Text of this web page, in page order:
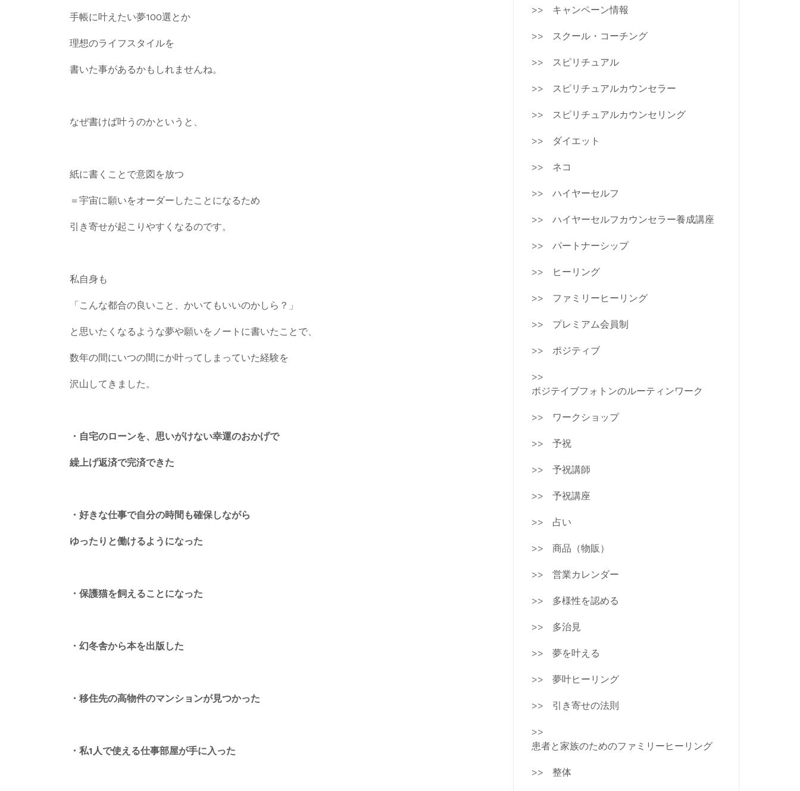
手帳に叶えたい夢100選とか
理想のライフスタイルを
書いた事があるかもしれませんね。
なぜ書けば叶うのかというと、
紙に書くことで意図を放つ
＝宇宙に願いをオーダーしたことになるため
引き寄せが起こりやすくなるのです。
私自身も
「こんな都合の良いこと、かいてもいいのかしら？」
と思いたくなるような夢や願いをノートに書いたことで、
数年の間にいつの間にか叶ってしまっていた経験を
沢山してきました。
・自宅のローンを、思いがけない幸運のおかげで
繰上げ返済で完済できた
・好きな仕事で自分の時間も確保しながら
ゆったりと働けるようになった
・保護猫を飼えることになった
・幻冬舎から本を出版した
・移住先の高物件のマンションが見つかった
・私1人で使える仕事部屋が手に入った
キャンペーン情報
スクール・コーチング
スピリチュアル
スピリチュアルカウンセラー
スピリチュアルカウンセリング
ダイエット
ネコ
ハイヤーセルフ
ハイヤーセルフカウンセラー養成講座
パートナーシップ
ヒーリング
ファミリーヒーリング
プレミアム会員制
ポジティブ
ポジテイブフォトンのルーティンワーク
ワークショップ
予祝
予祝講師
予祝講座
占い
商品（物販）
営業カレンダー
多様性を認める
多治見
夢を叶える
夢叶ヒーリング
引き寄せの法則
患者と家族のためのファミリーヒーリング
整体